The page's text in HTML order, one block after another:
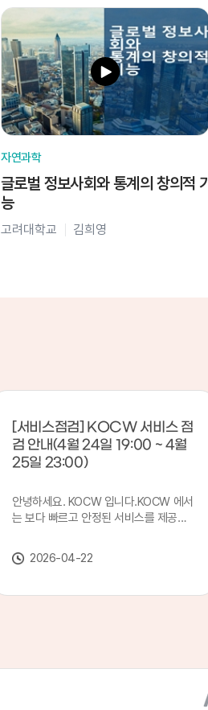
자연과학
글로벌 정보사회와 통계의 창의적 기
능
고려대학교 김희영
[서비스점검] KOCW 서비스 점
검 안내(4월 24일 19:00 ~ 4월
25일 23:00)
안녕하세요. KOCW 입니다.KOCW 에서
는 보다 빠르고 안정된 서비스를 제공하
합니다.※ 서비스 점검 작업 일시 : 4월
24일(금) 19:00 ~ 4월 25일(토) 23:00
안 일시중지될 예정이오니, 이 점 양해하
2026-04-22